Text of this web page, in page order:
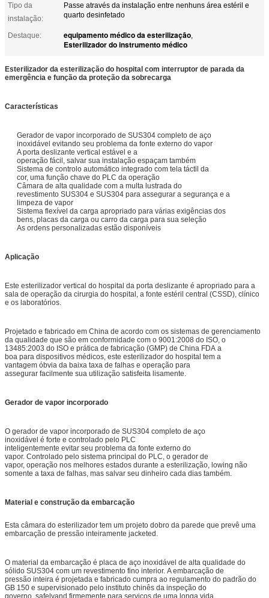
Tipo da
instalação:
Passe através da instalação entre nenhuns área estéril e
quarto desinfetado
Destaque: equipamento médico da esterilização,
Esterilizador do instrumento médico
Esterilizador da esterilização do hospital com interruptor de parada da
emergência e função da proteção da sobrecarga
Características
Gerador de vapor incorporado de SUS304 completo de aço
inoxidável evitando seu problema da fonte externo do vapor
A porta deslizante vertical estável e a
operação fácil, salvar sua instalação espaçam também
Sistema de controlo automático integrado com tela táctil da
cor, uma função chave do PLC da operação
Câmara de alta qualidade com a multa lustrada do
revestimento SUS304 e SUS304 para assegurar a segurança e a
limpeza de vapor
Sistema flexível da carga apropriado para várias exigências dos
bens, placas da carga ou carro da carga para sua seleção
As ordens personalizadas estão disponíveis
Aplicação
Este esterilizador vertical do hospital da porta deslizante é apropriado para a
sala de operação da cirurgia do hospital, a fonte estéril central (CSSD), clínico
e os laboratórios.
Projetado e fabricado em China de acordo com os sistemas de gerenciamento
da qualidade que são em conformidade com o 9001:2008 do ISO, o
13485:2003 do ISO e prática de fabricação (GMP) de China FDA a
boa para dispositivos médicos, este esterilizador do hospital tem a
vantagem óbvia da baixa taxa de falhas e operação para
assegurar facilmente sua utilização satisfeita lisamente.
Gerador de vapor incorporado
O gerador de vapor incorporado de SUS304 completo de aço
inoxidável é forte e controlado pelo PLC
inteligentemente evitar seu problema da fonte externo do
vapor. Controlado pelo sistema principal do PLC, o gerador de
vapor, operação nos melhores estados durante a esterilização, lowing não
somente a taxa de falhas, mas salvar seu dinheiro cada dias também.
Material e construção da embarcação
Esta câmara do esterilizador tem um projeto dobro da parede que prevê uma
embarcação de pressão inteiramente jacketed.
O material da embarcação é placa de aço inoxidável de alta qualidade do
sólido SUS304 com um revestimento fino interior. A embarcação de
pressão inteira é projetada e fabricado cumpra ao regulamento do padrão do
GB 150 e supervisionado pelo instituto chinês da inspeção do
governo, safelyand firmemente para serviços de uma longa vida.